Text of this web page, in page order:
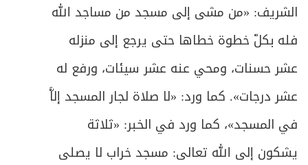
الشريف: «من مشى إلى مسجد من مساجد الله
فله بكلّ خطوة خطاها حتى يرجع إلى منزله
عشر حسنات، ومحي عنه عشر سيئات، ورفع له
عشر درجات». كما ورد: «لا صلاة لجار المسجد إلاَّ
في المسجد»، كما ورد في الخبر: «ثلاثة
يشكون إلى الله تعالى: مسجد خراب لا يصلى